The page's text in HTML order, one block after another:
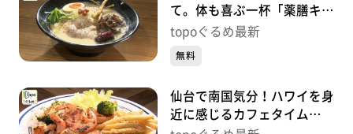
て。体も喜ぶ一杯「薬膳キッ
チン喜楽」（大和町吉岡上柴
topoぐるめ最新
無料
仙台で南国気分！ハワイを身
近に感じるカフェタイム